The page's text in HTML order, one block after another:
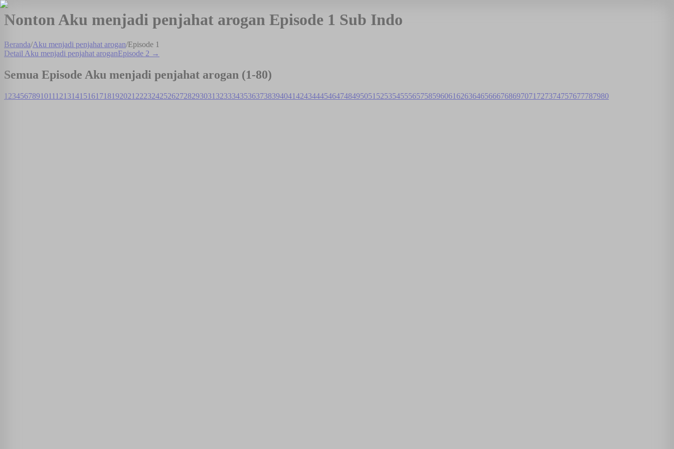
Nonton Aku menjadi penjahat arogan Episode 1 Sub Indo
Beranda/Aku menjadi penjahat arogan/Episode 1
Detail Aku menjadi penjahat aroganEpisode 2 →
Semua Episode Aku menjadi penjahat arogan (1-80)
1 234567891011 12131415161718192021 22232425262728293031 3233343536373839404142434445464748495051 5253545556575859606162636465666768697071 727374757677787980